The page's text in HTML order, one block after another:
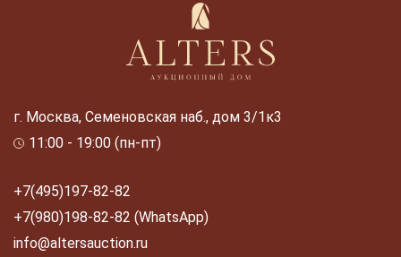
г. Москва, Семеновская наб., дом 3/1к3
11:00 - 19:00 (пн-пт)
+7(495)197-82-82
+7(980)198-82-82 (WhatsApp)
info@altersauction.ru